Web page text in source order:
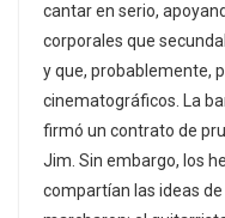
cantar en serio,
corporales que
y que, probablemente,
cinematográficos. La
firmó un contrato de
Jim. Sin embargo, los
compartían las ideas